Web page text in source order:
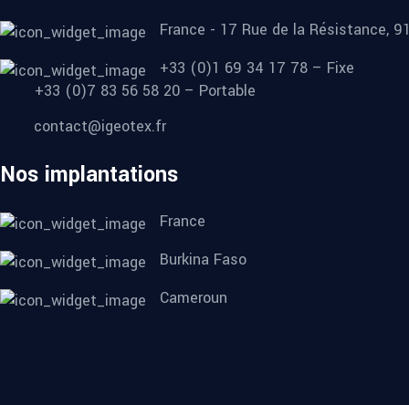
France - 17 Rue de la Résistance,
+33 (0)1 69 34 17 78 – Fixe
+33 (0)7 83 56 58 20 – Portable
contact@igeotex.fr
Nos implantations
France
Burkina Faso
Cameroun